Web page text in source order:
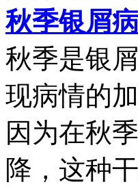
秋季银屑
秋季是银
现病情的
因为在秋
降，这种